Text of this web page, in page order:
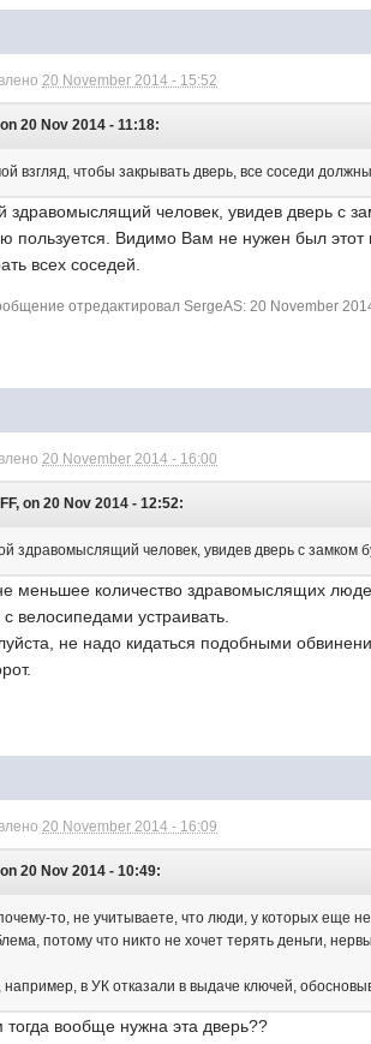
20 November 2014 - 15:52
on 20 Nov 2014 - 11:18:
взгляд, чтобы закрывать дверь, все соседи
здравомыслящий человек, увидев дверь с
пользуется. Видимо Вам не нужен был этот
всех соседей.
отредактировал SergeAS: 20 November
20 November 2014 - 16:00
on 20 Nov 2014 - 12:52:
здравомыслящий человек, увидев дверь с замком
меньшее количество здравомыслящих
с велосипедами устраивать.
не надо кидаться подобными
20 November 2014 - 16:09
on 20 Nov 2014 - 10:49:
то, не учитываете, что люди, у которых еще
потому что никто не хочет терять деньги,
например, в УК отказали в выдаче ключей,
тогда вообще нужна эта дверь??